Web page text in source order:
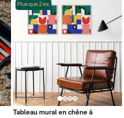
Plus que 2 ex.
Tableau mural en chêne à